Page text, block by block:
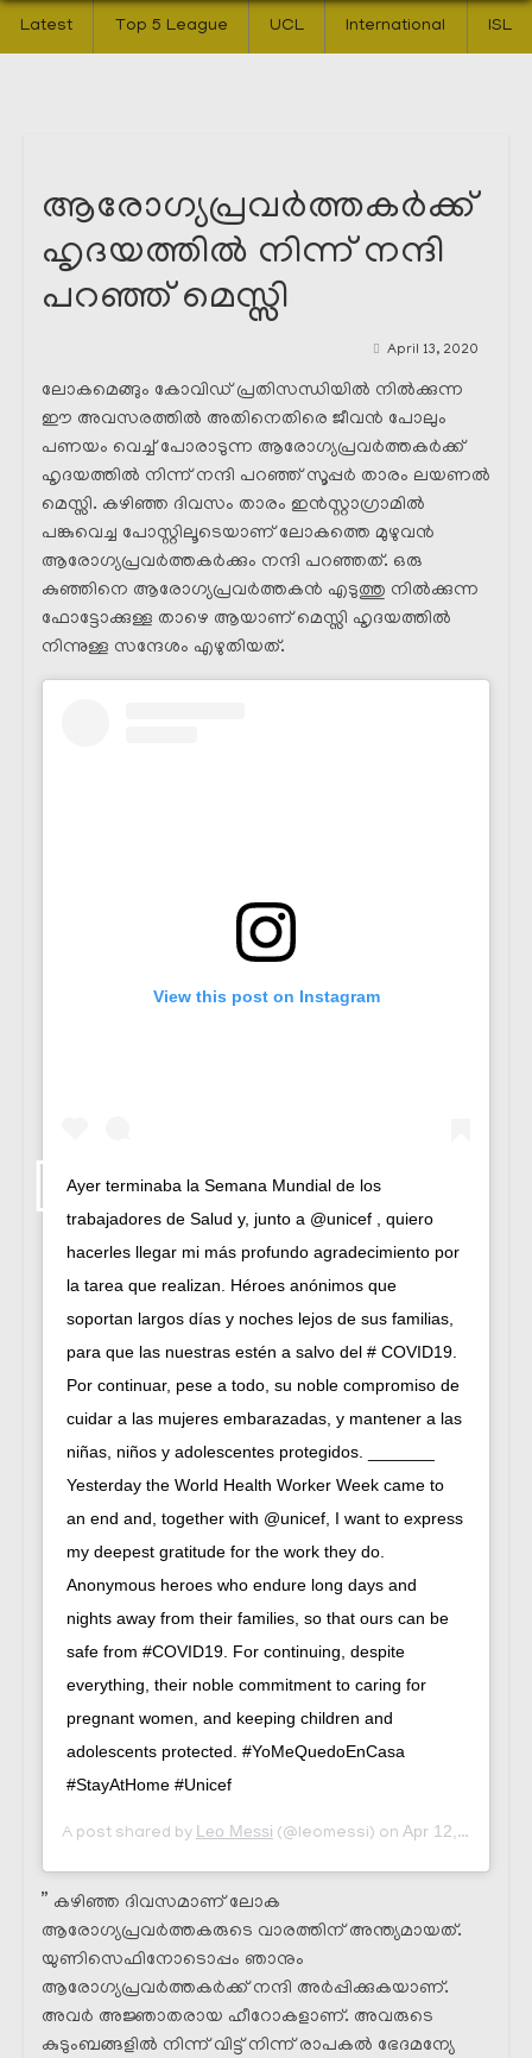
Latest Top 5 League UCL International ISL
ആരോഗ്യപ്രവർത്തകർക്ക്
ഹൃദയത്തിൽ നിന്ന് നന്ദി
പറഞ്ഞ് മെസ്സി
April 13, 2020
ലോകമെങ്ങും കോവിഡ് പ്രതിസന്ധിയിൽ നിൽക്കുന്ന
ഈ അവസരത്തിൽ അതിനെതിരെ ജീവൻ പോലും
പണയം വെച്ച് പോരാടുന്ന ആരോഗ്യപ്രവർത്തകർക്ക്
ഹൃദയത്തിൽ നിന്ന് നന്ദി പറഞ്ഞ് സൂപ്പർ താരം ലയണൽ
മെസ്സി. കഴിഞ്ഞ ദിവസം താരം ഇൻസ്റ്റാഗ്രാമിൽ
പങ്കുവെച്ച പോസ്റ്റിലൂടെയാണ് ലോകത്തെ മുഴുവൻ
ആരോഗ്യപ്രവർത്തകർക്കും നന്ദി പറഞ്ഞത്. ഒരു
കുഞ്ഞിനെ ആരോഗ്യപ്രവർത്തകൻ എടുത്തു നിൽക്കുന്ന
ഫോട്ടോക്കുള്ള താഴെ ആയാണ് മെസ്സി ഹൃദയത്തിൽ
നിന്നുള്ള സന്ദേശം എഴുതിയത്.
View this post on Instagram
Ayer terminaba la Semana Mundial de los
trabajadores de Salud y, junto a @unicef , quiero
hacerles llegar mi más profundo agradecimiento por
la tarea que realizan. Héroes anónimos que
soportan largos días y noches lejos de sus familias,
para que las nuestras estén a salvo del # COVID19.
Por continuar, pese a todo, su noble compromiso de
cuidar a las mujeres embarazadas, y mantener a las
niñas, niños y adolescentes protegidos. _______
Yesterday the World Health Worker Week came to
an end and, together with @unicef, I want to express
my deepest gratitude for the work they do.
Anonymous heroes who endure long days and
nights away from their families, so that ours can be
safe from #COVID19. For continuing, despite
everything, their noble commitment to caring for
pregnant women, and keeping children and
adolescents protected. #YoMeQuedoEnCasa
#StayAtHome #Unicef
A post shared by Leo Messi (@leomessi) on Apr 12, 2020 at 11:21am PDT
” കഴിഞ്ഞ ദിവസമാണ് ലോക
ആരോഗ്യപ്രവർത്തകരുടെ വാരത്തിന് അന്ത്യമായത്.
യുണിസെഫിനോടൊപ്പം ഞാനും
ആരോഗ്യപ്രവർത്തകർക്ക് നന്ദി അർപ്പിക്കുകയാണ്.
അവർ അജ്ഞാതരായ ഹീറോകളാണ്. അവരുടെ
കുടുംബങ്ങളിൽ നിന്ന് വിട്ട് നിന്ന് രാപകൽ ഭേദമന്യേ